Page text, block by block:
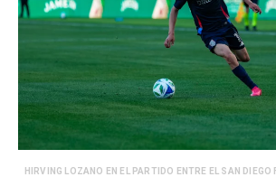
HIRVING LOZANO EN EL PARTIDO ENTRE EL SAN DIEGO